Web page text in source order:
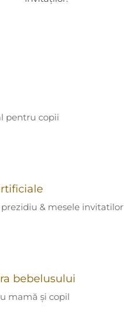
pentru copii
& mesele invitatilor
bebelusului
mamă și copil